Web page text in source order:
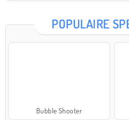
POPULAIRE
Bubble Shooter